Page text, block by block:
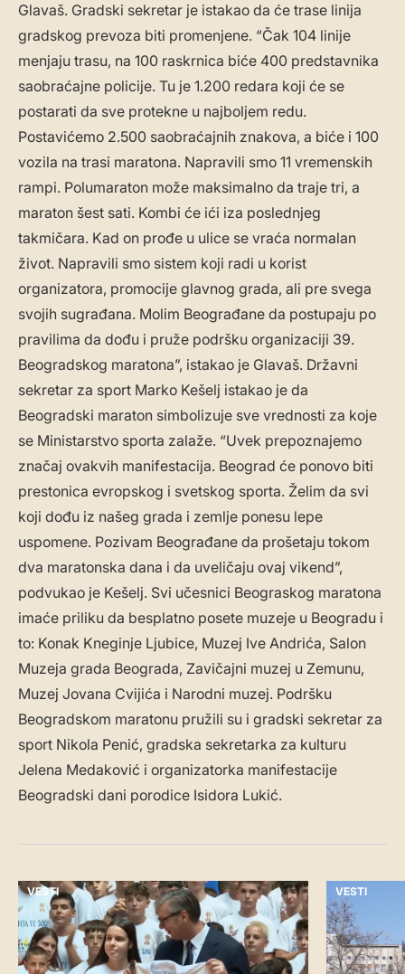
Glavaš. Gradski sekretar je istakao da će trase linija
gradskog prevoza biti promenjene. “Čak 104 linije
menjaju trasu, na 100 raskrnica biće 400 predstavnika
saobraćajne policije. Tu je 1.200 redara koji će se
postarati da sve protekne u najboljem redu.
Postavićemo 2.500 saobraćajnih znakova, a biće i 100
vozila na trasi maratona. Napravili smo 11 vremenskih
rampi. Polumaraton može maksimalno da traje tri, a
maraton šest sati. Kombi će ići iza poslednjeg
takmičara. Kad on prođe u ulice se vraća normalan
život. Napravili smo sistem koji radi u korist
organizatora, promocije glavnog grada, ali pre svega
svojih sugrađana. Molim Beograđane da postupaju po
pravilima da dođu i pruže podršku organizaciji 39.
Beogradskog maratona”, istakao je Glavaš. Državni
sekretar za sport Marko Kešelj istakao je da
Beogradski maraton simbolizuje sve vrednosti za koje
se Ministarstvo sporta zalaže. “Uvek prepoznajemo
značaj ovakvih manifestacija. Beograd će ponovo biti
prestonica evropskog i svetskog sporta. Želim da svi
koji dođu iz našeg grada i zemlje ponesu lepe
uspomene. Pozivam Beograđane da prošetaju tokom
dva maratonska dana i da uveličaju ovaj vikend”,
podvukao je Kešelj. Svi učesnici Beograskog maratona
imaće priliku da besplatno posete muzeje u Beogradu i
to: Konak Kneginje Ljubice, Muzej Ive Andrića, Salon
Muzeja grada Beograda, Zavičajni muzej u Zemunu,
Muzej Jovana Cvijića i Narodni muzej. Podršku
Beogradskom maratonu pružili su i gradski sekretar za
sport Nikola Penić, gradska sekretarka za kulturu
Jelena Medaković i organizatorka manifestacije
Beogradski dani porodice Isidora Lukić.
VESTI VESTI